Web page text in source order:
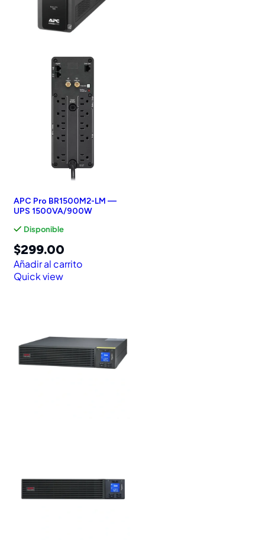
APC Pro BR1500M2-LM —
UPS 1500VA/900W
Disponible
$299.00
Añadir al carrito
Quick view